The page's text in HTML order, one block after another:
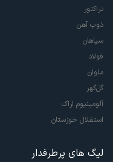
تراکتور
ذوب آهن
سپاهان
فولاد
ملوان
گل‌گهر
آلومینیوم اراک
استقلال خوزستان
لیگ های پرطرفدار